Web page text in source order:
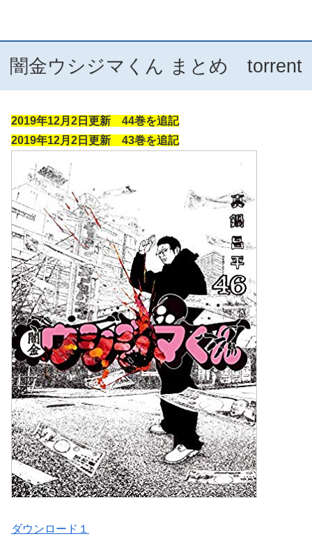
闇金ウシジマくん まとめ torrent
2019年12月2日更新 44巻を追記
2019年12月2日更新 43巻を追記
ダウンロード１